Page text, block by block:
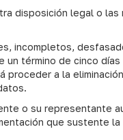
disposición legal o las
incompletos,
término de cinco
a la
o su representante
que sustente